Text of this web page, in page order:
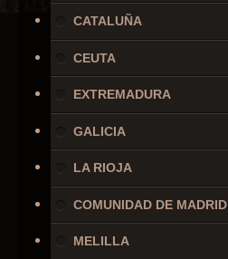
CATALUÑA
CEUTA
EXTREMADURA
GALICIA
LA RIOJA
COMUNIDAD DE MADRID
MELILLA